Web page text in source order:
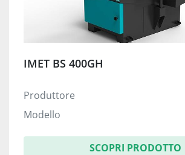
IMET BS 400GH
Produttore
Modello
SCOPRI PRODOTTO